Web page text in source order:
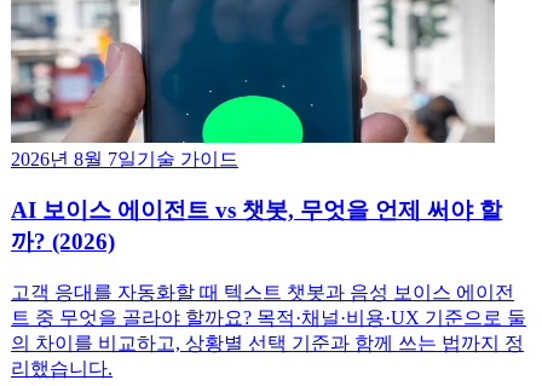
2026년 8월 7일기술 가이드
AI 보이스 에이전트 vs 챗봇, 무엇을 언제 써야 할
까? (2026)
고객 응대를 자동화할 때 텍스트 챗봇과 음성 보이스 에이전
트 중 무엇을 골라야 할까요? 목적·채널·비용·UX 기준으로 둘
의 차이를 비교하고, 상황별 선택 기준과 함께 쓰는 법까지 정
리했습니다.